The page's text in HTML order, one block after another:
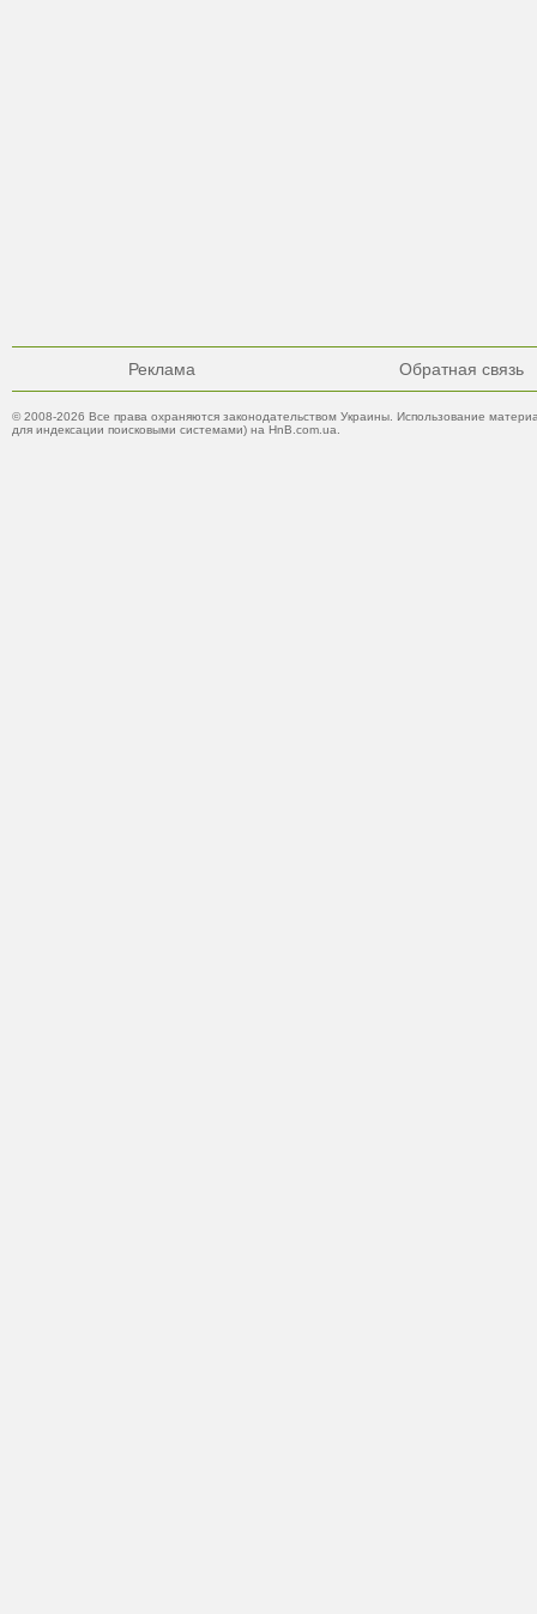
Реклама Обратная связь
© 2008-2026 Все права охраняются законодательством Украины. Использование
для индексации поисковыми системами) на HnB.com.ua.